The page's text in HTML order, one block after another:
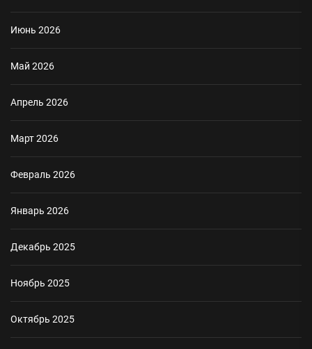
Июнь 2026
Май 2026
Апрель 2026
Март 2026
Февраль 2026
Январь 2026
Декабрь 2025
Ноябрь 2025
Октябрь 2025